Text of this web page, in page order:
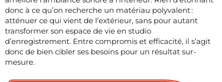
donc à ce qu’on recherche un matériau polyvalent :
atténuer ce qui vient de l’extérieur, sans pour autant
transformer son espace de vie en studio
d’enregistrement. Entre compromis et efficacité, il s’agit
donc de bien cibler ses besoins pour un résultat sur-
mesure.